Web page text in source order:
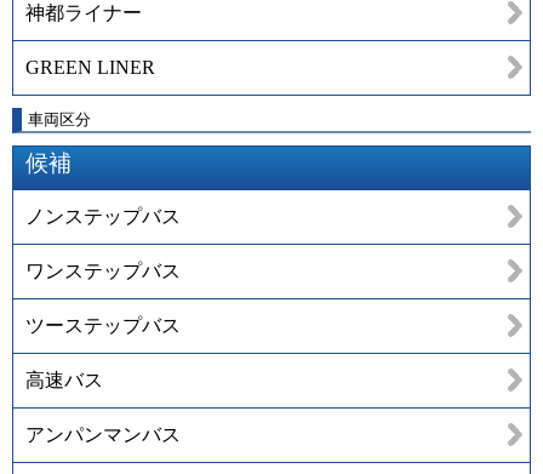
神都ライナー
GREEN LINER
車両区分
候補
ノンステップバス
ワンステップバス
ツーステップバス
高速バス
アンパンマンバス